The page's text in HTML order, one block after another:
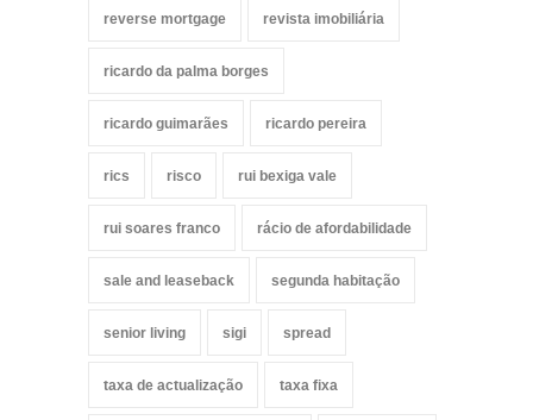
reverse mortgage revista imobiliária
ricardo da palma borges
ricardo guimarães ricardo pereira
rics risco rui bexiga vale
rui soares franco rácio de afordabilidade
sale and leaseback segunda habitação
senior living sigi spread
taxa de actualização taxa fixa